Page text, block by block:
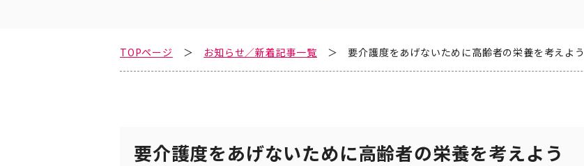
TOPページ お知らせ／新着記事一覧 要介護度をあげないために高齢者の栄養を考えよう
要介護度をあげないために高齢者の栄養を考えよう